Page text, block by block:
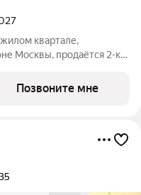
квартале,
Москвы, продаётся 2-к
дома, корпус 1, в жилом
Позвоните мне